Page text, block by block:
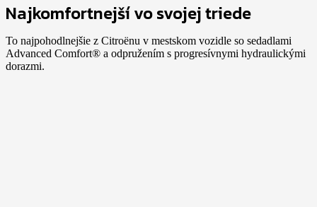
Najkomfortnejší vo svojej triede
To najpohodlnejšie z Citroënu v mestskom vozidle so sedadlami
Advanced Comfort® a odpružením s progresívnymi hydraulickými
dorazmi.